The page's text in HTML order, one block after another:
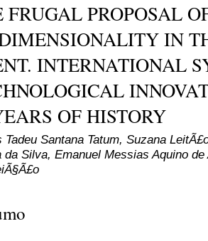
FRUGAL PROPOSAL
IN
INTERNATIONAL
OF HISTORY
Tadeu Santana Tatum, Suzana
da Silva, Emanuel Messias Aquino de